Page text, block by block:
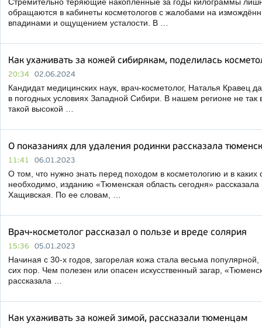
обращаются в кабинеты косметологов с жалобами на
впадинами и ощущением усталости. В …
Как ухаживать за кожей сибирякам, поделилась
20:34 02.06.2024
Кандидат медицинских наук, врач-косметолог, Наталья Кравец
в погодных условиях Западной Сибири. В нашем регионе не так
такой высокой …
О показаниях для удаления родинки рассказала
11:41 06.01.2023
О том, что нужно знать перед походом в косметологию и в каких
необходимо, изданию «Тюменская область сегодня» рассказала
Хащивская. По ее словам, …
Врач-косметолог рассказал о пользе и вреде солярия
15:36 05.01.2023
Начиная с 30-х годов, загорелая кожа стала весьма популярной,
сих пор. Чем полезен или опасен искусственный загар,
рассказала …
Как ухаживать за кожей зимой, рассказали тюменцам